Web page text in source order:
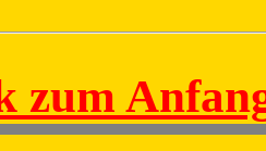
zum